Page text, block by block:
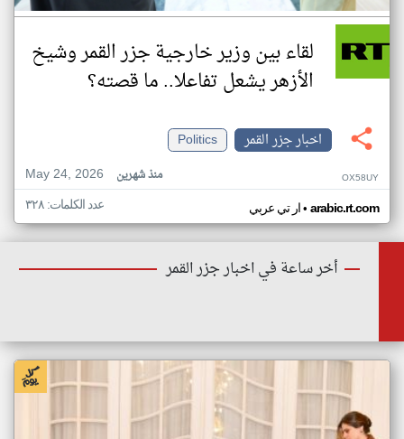
لقاء بين وزير خارجية جزر القمر وشيخ
الأزهر يشعل تفاعلا.. ما قصته؟
اخبار جزر القمر
Politics
May 24, 2026
منذ شهرين OX58UY
ار تي عربي• arabic.rt.com عدد الكلمات: ٣٢٨
أخر ساعة في اخبار جزر القمر